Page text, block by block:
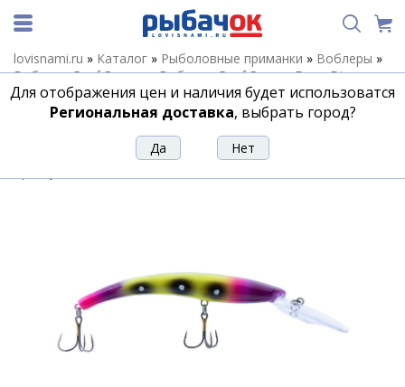
lovisnami.ru » Каталог » Рыболовные приманки » Воблеры »
Воблеры Reef Runner»Воблеры Reef Runner Deep Diver»
Воблер REEF RUNNER DEEP DIVER 800-330
Воблер REEF RUNNER DEEP DIVER 800-
Для отображения цен и наличия будет использоватся
Региональная доставка, выбрать город?